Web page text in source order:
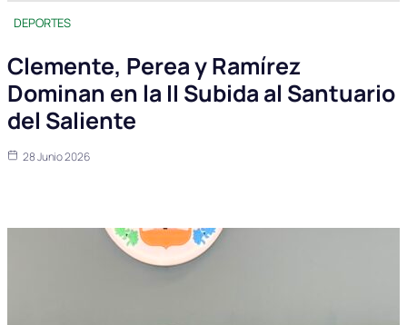
DEPORTES
Clemente, Perea y Ramírez
Dominan en la II Subida al Santuario
del Saliente
28 Junio 2026